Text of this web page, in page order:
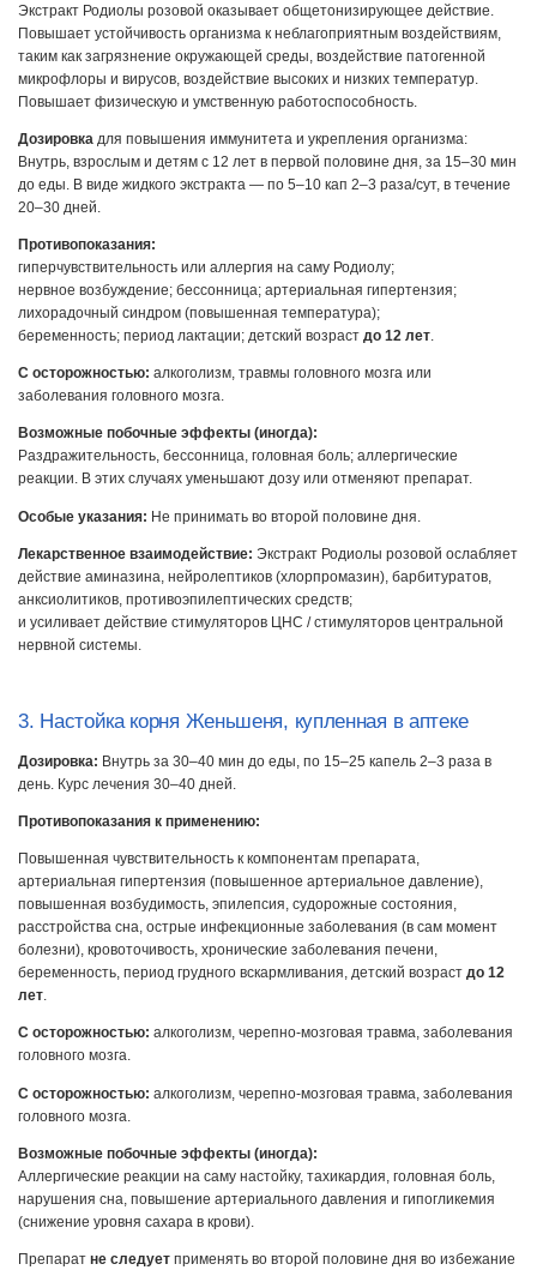
Экстракт Родиолы розовой оказывает общетонизирующее действие.
Повышает устойчивость организма к неблагоприятным воздействиям,
таким как загрязнение окружающей среды, воздействие патогенной
микрофлоры и вирусов, воздействие высоких и низких температур.
Повышает физическую и умственную работоспособность.
Дозировка для повышения иммунитета и укрепления организма:
Внутрь, взрослым и детям с 12 лет в первой половине дня, за 15–30 мин
до еды. В виде жидкого экстракта — по 5–10 кап 2–3 раза/сут, в течение
20–30 дней.
Противопоказания:
гиперчувствительность или аллергия на саму Родиолу;
нервное возбуждение; бессонница; артериальная гипертензия;
лихорадочный синдром (повышенная температура);
беременность; период лактации; детский возраст до 12 лет.
C осторожностью: алкоголизм, травмы головного мозга или
заболевания головного мозга.
Возможные побочные эффекты (иногда):
Раздражительность, бессонница, головная боль; аллергические
реакции. В этих случаях уменьшают дозу или отменяют препарат.
Особые указания: Не принимать во второй половине дня.
Лекарственное взаимодействие: Экстракт Родиолы розовой ослабляет
действие аминазина, нейролептиков (хлорпромазин), барбитуратов,
анксиолитиков, противоэпилептических средств;
и усиливает действие стимуляторов ЦНС / стимуляторов центральной
нервной системы.
3. Настойка корня Женьшеня, купленная в аптеке
Дозировка: Внутрь за 30–40 мин до еды, по 15–25 капель 2–3 раза в
день. Курс лечения 30–40 дней.
Противопоказания к применению:
Повышенная чувствительность к компонентам препарата,
артериальная гипертензия (повышенное артериальное давление),
повышенная возбудимость, эпилепсия, судорожные состояния,
расстройства сна, острые инфекционные заболевания (в сам момент
болезни), кровоточивость, хронические заболевания печени,
беременность, период грудного вскармливания, детский возраст до 12
лет.
С осторожностью: алкоголизм, черепно-мозговая травма, заболевания
головного мозга.
С осторожностью: алкоголизм, черепно-мозговая травма, заболевания
головного мозга.
Возможные побочные эффекты (иногда):
Аллергические реакции на саму настойку, тахикардия, головная боль,
нарушения сна, повышение артериального давления и гипогликемия
(снижение уровня сахара в крови).
Препарат не следует применять во второй половине дня во избежание